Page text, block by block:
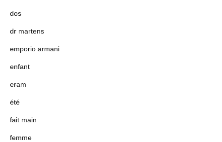
dos
dr martens
emporio armani
enfant
eram
été
fait main
femme